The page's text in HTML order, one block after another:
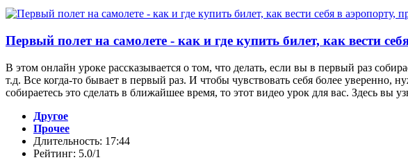
Первый полет на самолете - как и где купить билет, как вести
В этом онлайн уроке рассказывается о том, что делать, если вы в первый раз
т.д. Все когда-то бывает в первый раз. И чтобы чувствовать себя более
собираетесь это сделать в ближайшее время, то этот видео урок для вас. Здесь вы
Другое
Прочее
Длительность: 17:44
Рейтинг: 5.0/1